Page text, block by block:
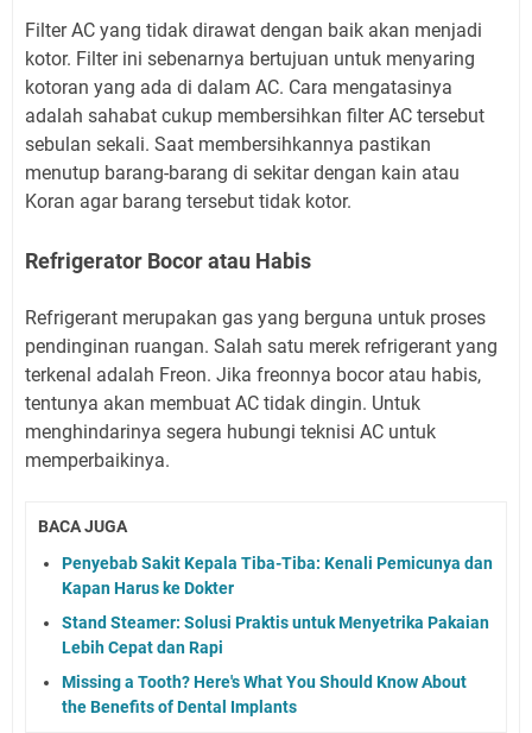
Filter AC yang tidak dirawat dengan baik akan menjadi
kotor. Filter ini sebenarnya bertujuan untuk menyaring
kotoran yang ada di dalam AC. Cara mengatasinya
adalah sahabat cukup membersihkan filter AC tersebut
sebulan sekali. Saat membersihkannya pastikan
menutup barang-barang di sekitar dengan kain atau
Koran agar barang tersebut tidak kotor.
Refrigerator Bocor atau Habis
Refrigerant merupakan gas yang berguna untuk proses
pendinginan ruangan. Salah satu merek refrigerant yang
terkenal adalah Freon. Jika freonnya bocor atau habis,
tentunya akan membuat AC tidak dingin. Untuk
menghindarinya segera hubungi teknisi AC untuk
memperbaikinya.
BACA JUGA
Penyebab Sakit Kepala Tiba-Tiba: Kenali Pemicunya dan
Kapan Harus ke Dokter
Stand Steamer: Solusi Praktis untuk Menyetrika Pakaian
Lebih Cepat dan Rapi
Missing a Tooth? Here's What You Should Know About
the Benefits of Dental Implants